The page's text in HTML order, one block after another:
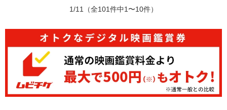
1/11 （全101件中1〜10件）